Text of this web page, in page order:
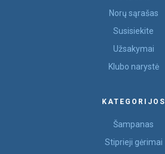
Norų sąrašas
Susisiekite
Užsakymai
Klubo narystė
KATEGORIJOS
Šampanas
Stiprieji gėrimai